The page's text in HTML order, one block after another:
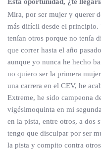
Mira, por ser mujer y querer
más difícil desde el principio.
tenían otros porque no tenía
que correr hasta el año
aunque yo nunca he hecho
no quiero ser la primera
una carrera en el CEV, he
Extreme, he sido campeona
vigésimoquinta en mi
en la pista, entre otros, a dos
tengo que disculpar por ser
la pista y compito contra